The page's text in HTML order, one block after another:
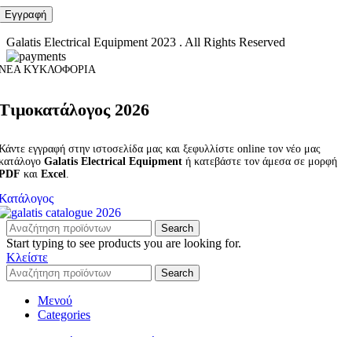
Galatis Electrical Equipment2023 . All Rights Reserved
ΚΥΚΛΟΦΟΡΙΑ
2026
εγγραφή στην ιστοσελίδα μας και ξεφυλλίστε online τον νέο μας
Galatis Electrical Equipment ή κατεβάστε τον άμεσα σε μορφή
και Excel
Search
Start typing to see products you are looking for.
Κλείστε
Search
Μενού
Categories